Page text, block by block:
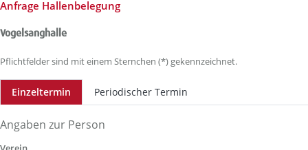
Anfrage Hallenbelegung
Vogelsanghalle
Pflichtfelder sind mit einem Sternchen (*) gekennzeichnet.
Einzeltermin Periodischer Termin
Angaben zur Person